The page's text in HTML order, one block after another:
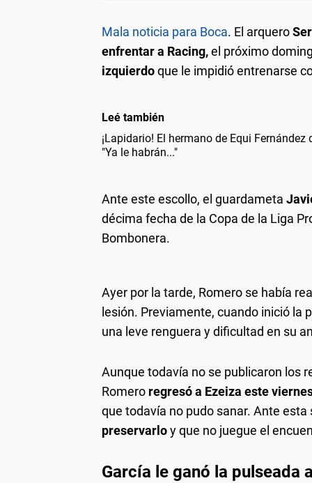
Mala noticia para Boca. El arquero
enfrentar a Racing,el próximo
izquierdoque le impidió entrenarse
Leé también
¡Lapidario! El hermano de Equi
"Ya le habrán..."
Ante este escollo, el guardameta
décima fecha de la Copa de la Liga
Bombonera.
Ayer por la tarde, Romero se había
lesión. Previamente, cuando inició la
una leve renguera y dificultad en su
Aunque todavía no se publicaron los
Romero regresó a Ezeiza este
que todavía no pudo sanar. Ante esta
preservarloy que no juegue el
García le ganó la pulseada